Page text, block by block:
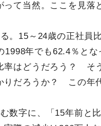
て当然。ここを見落
。15～24歳の正社員
1998年でも62.4％と
率はどうだろう？ そ
りだろうか？ この年
数字に、「15年前と